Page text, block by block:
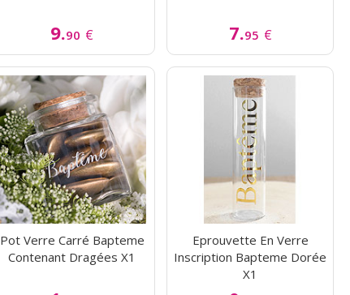
9.90 € 7.95 €
Pot Verre Carré Bapteme
Contenant Dragées X1
Eprouvette En Verre
Inscription Bapteme Dorée
X1